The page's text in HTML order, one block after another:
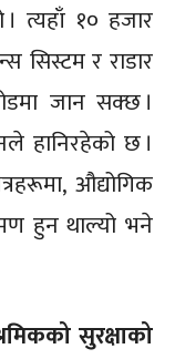
त्यहाँ १० हजार
सिस्टम र राडार
जान सक्छ ।
हानिरहेको छ ।
औद्योगिक
हुन थाल्यो भने
सुरक्षाको